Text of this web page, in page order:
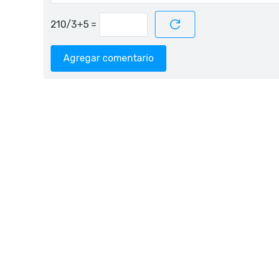
=
Agregar comentario